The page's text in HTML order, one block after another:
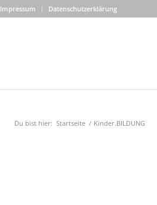
Impressum Datenschutzerklärung
Du bist hier: Startseite / Kinder.BILDUNG